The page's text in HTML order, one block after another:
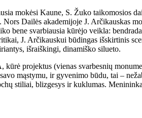
mokėsi Kaune, S. Žuko taikomosios
Dailės akademijoje J. Arčikauskas
bene svarbiausia kūrėjo veikla:
J. Arčikauskui būdingas išskirtinis
išraiškingi, dinamiško silueto.
projektus (vienas svarbesnių
mąstymu, ir gyvenimo būdu, tai –
stiliai, blizgesys ir kuklumas.